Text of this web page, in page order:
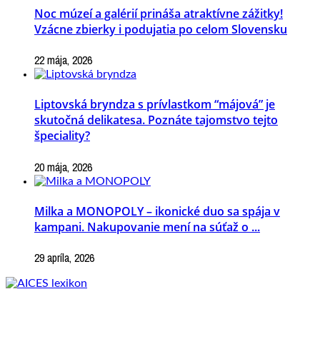
Noc múzeí a galérií prináša atraktívne zážitky!
Vzácne zbierky i podujatia po celom Slovensku
22 mája, 2026
Liptovská bryndza s prívlastkom “májová” je
skutočná delikatesa. Poznáte tajomstvo tejto
špeciality?
20 mája, 2026
Milka a MONOPOLY – ikonické duo sa spája v
kampani. Nakupovanie mení na súťaž o ...
29 apríla, 2026